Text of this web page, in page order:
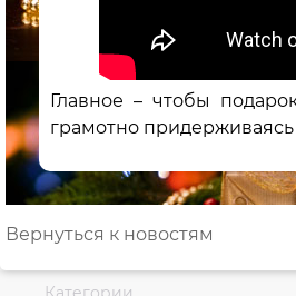
Главное – чтобы
грамотно придерживаясь
Вернуться к новостям